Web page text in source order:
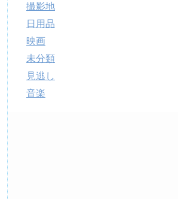
撮影地
日用品
映画
未分類
見逃し
音楽